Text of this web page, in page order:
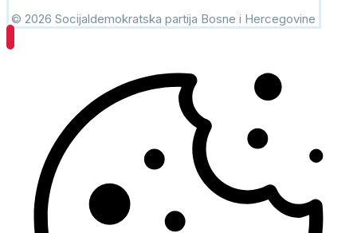
© 2026 Socijaldemokratska partija Bosne i Hercegovine